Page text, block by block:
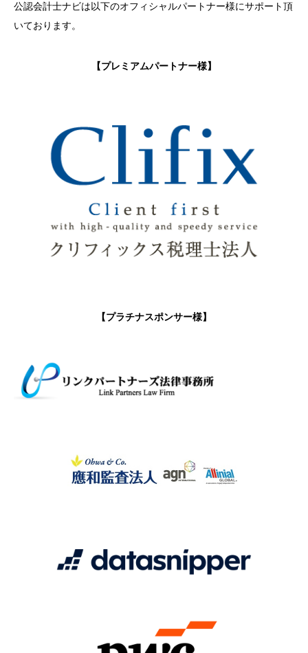
公認会計士ナビは以下のオフィシャルパートナー様にサポート頂
いております。
【プレミアムパートナー様】
【プラチナスポンサー様】